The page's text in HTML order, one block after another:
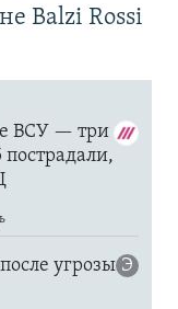
Balzi Rossi